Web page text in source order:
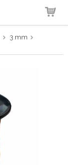
3 mm